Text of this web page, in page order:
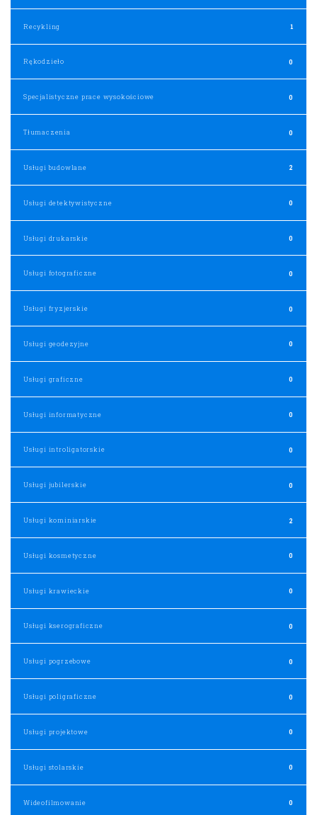
Recykling 1
Rękodzieło 0
Specjalistyczne prace wysokościowe 0
Tłumaczenia 0
Usługi budowlane 2
Usługi detektywistyczne 0
Usługi drukarskie 0
Usługi fotograficzne 0
Usługi fryzjerskie 0
Usługi geodezyjne 0
Usługi graficzne 0
Usługi informatyczne 0
Usługi introligatorskie 0
Usługi jubilerskie 0
Usługi kominiarskie 2
Usługi kosmetyczne 0
Usługi krawieckie 0
Usługi kserograficzne 0
Usługi pogrzebowe 0
Usługi poligraficzne 0
Usługi projektowe 0
Usługi stolarskie 0
Wideofilmowanie 0